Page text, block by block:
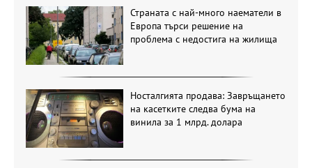
Страната с най-много наематели в
Европа търси решение на
проблема с недостига на жилища
Носталгията продава: Завръщането
на касетките следва бума на
винила за 1 млрд. долара